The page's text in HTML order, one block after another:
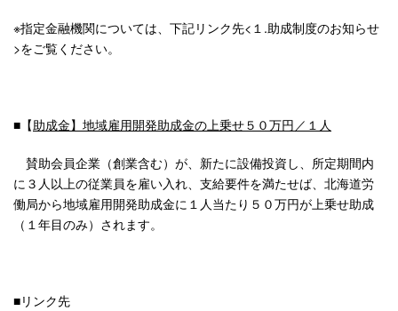
※指定金融機関については、下記リンク先<１.助成制度のお知らせ
>をご覧ください。
■【助成金】地域雇用開発助成金の上乗せ５０万円／１人
賛助会員企業（創業含む）が、新たに設備投資し、所定期間内
に３人以上の従業員を雇い入れ、支給要件を満たせば、北海道労
働局から地域雇用開発助成金に１人当たり５０万円が上乗せ助成
（１年目のみ）されます。
■リンク先